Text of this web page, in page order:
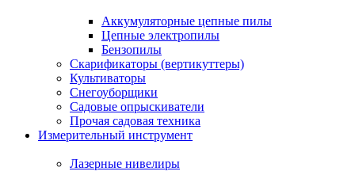
Аккумуляторные цепные пилы
Цепные электропилы
Бензопилы
Скарификаторы (вертикуттеры)
Культиваторы
Снегоуборщики
Садовые опрыскиватели
Прочая садовая техника
Измерительный инструмент
Лазерные нивелиры